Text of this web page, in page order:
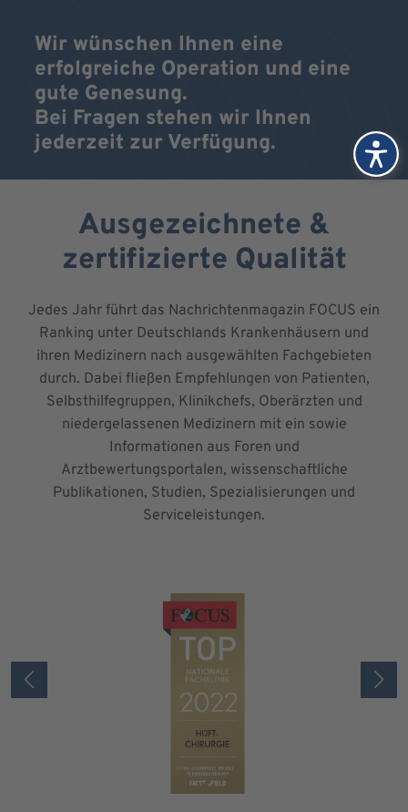
Wir wünschen Ihnen eine
erfolgreiche Operation und eine
gute Genesung.
Bei Fragen stehen wir Ihnen
jederzeit zur Verfügung.
Ausgezeichnete &
zertifizierte Qualität
Jedes Jahr führt das Nachrichtenmagazin FOCUS ein
Ranking unter Deutschlands Krankenhäusern und
ihren Medizinern nach ausgewählten Fachgebieten
durch. Dabei fließen Empfehlungen von Patienten,
Selbsthilfegruppen, Klinikchefs, Oberärzten und
niedergelassenen Medizinern mit ein sowie
Informationen aus Foren und
Arztbewertungsportalen, wissenschaftliche
Publikationen, Studien, Spezialisierungen und
Serviceleistungen.